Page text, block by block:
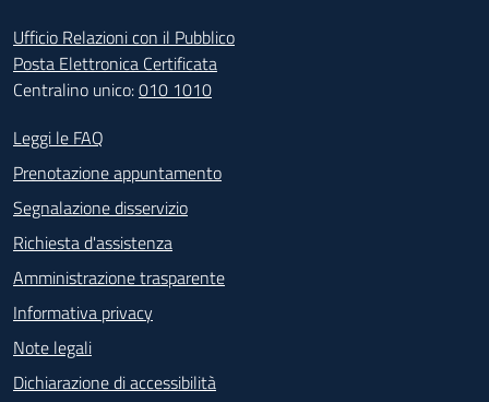
Ufficio Relazioni con il Pubblico
Posta Elettronica Certificata
Centralino unico:010 1010
Footer - Contatti
Leggi le FAQ
Prenotazione appuntamento
Segnalazione disservizio
Richiesta d'assistenza
Amministrazione trasparente
Informativa privacy
Note legali
Dichiarazione di accessibilità